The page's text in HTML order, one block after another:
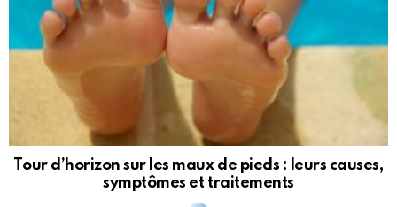
Tour d’horizon sur les maux de pieds : leurs causes,
symptômes et traitements